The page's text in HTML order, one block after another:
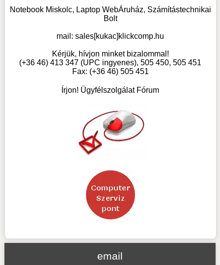
Notebook Miskolc, Laptop WebÁruház, Számítástechnikai
Bolt
mail:sales[kukac]klickcomp.hu
Kérjük, hívjon minket bizalommal!
(+36 46) 413 347 (UPC ingyenes), 505 450, 505 451
Fax: (+36 46) 505 451
Írjon! Ügyfélszolgálat Fórum
email